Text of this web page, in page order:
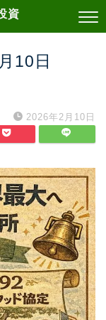
資
10日
2026年2月10日